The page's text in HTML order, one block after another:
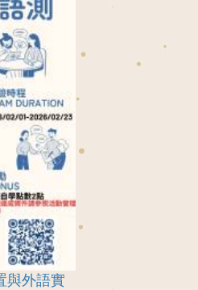
與外語實